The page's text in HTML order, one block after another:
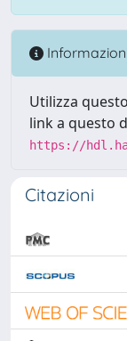
Utilizza
link a questo
https://
Citazioni